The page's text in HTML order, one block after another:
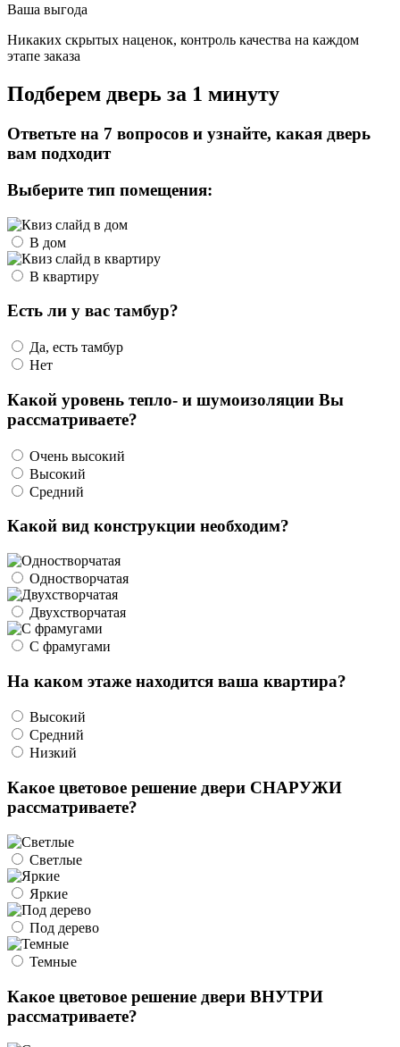
Ваша выгода
Никаких скрытых наценок, контроль качества на каждом
этапе заказа
Подберем дверь за 1 минуту
Ответьте на 7 вопросов и узнайте, какая дверь
вам подходит
Выберите тип помещения:
В дом
В квартиру
Есть ли у вас тамбур?
Да, есть тамбур
Нет
Какой уровень тепло- и шумоизоляции Вы
рассматриваете?
Очень высокий
Высокий
Средний
Какой вид конструкции необходим?
Одностворчатая
Двухстворчатая
С фрамугами
На каком этаже находится ваша квартира?
Высокий
Средний
Низкий
Какое цветовое решение двери СНАРУЖИ
рассматриваете?
Светлые
Яркие
Под дерево
Темные
Какое цветовое решение двери ВНУТРИ
рассматриваете?